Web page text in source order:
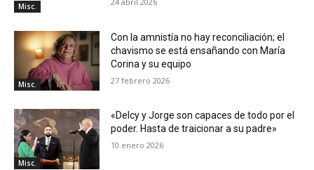
Misc.
Misc.
Con la amnistía no hay reconciliación; el
chavismo se está ensañando con María
Corina y su equipo
27 febrero 2026
Misc.
«Delcy y Jorge son capaces de todo por el
poder. Hasta de traicionar a su padre»
10 enero 2026